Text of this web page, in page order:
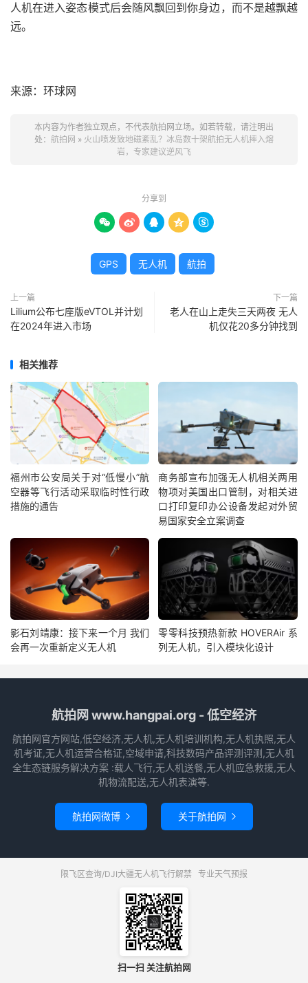
人机在进入姿态模式后会随风飘回到你身边，而不是越飘越
远。
来源：环球网
本内容为作者独立观点，不代表航拍网立场。如若转载，请注明出
处： 航拍网 » 火山喷发致地磁紊乱？冰岛数十架航拍无人机摔入熔
岩，专家建议逆风飞
分享到
    
GPS 无人机 航拍
上一篇
Lilium公布七座版eVTOL并计划
在2024年进入市场
下一篇
老人在山上走失三天两夜 无人
机仅花20多分钟找到
相关推荐
福州市公安局关于对“低慢小”航
空器等飞行活动采取临时性行政
措施的通告
商务部宣布加强无人机相关两用
物项对美国出口管制，对相关进
口打印复印办公设备发起对外贸
易国家安全立案调查
影石刘靖康：接下来一个月 我们
会再一次重新定义无人机
零零科技预热新款 HOVERAir 系
列无人机，引入模块化设计
航拍网 www.hangpai.org - 低空经济
航拍网官方网站,低空经济,无人机,无人机培训机构,无人机执照,无人
机考证,无人机运营合格证,空域申请,科技数码产品评测评测,无人机
全生态链服务解决方案 :载人飞行,无人机送餐,无人机应急救援,无人
机物流配送,无人机表演等.
航拍网微博  关于航拍网 
限飞区查询/DJI大疆无人机飞行解禁 专业天气预报
扫一扫 关注航拍网